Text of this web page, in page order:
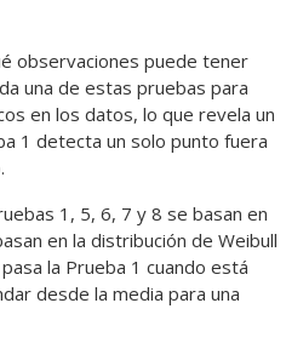
observaciones puede tener
una de estas pruebas para
en los datos, lo que revela un
1 detecta un solo punto fuera
1, 5, 6, 7 y 8 se basan en
en la distribución de Weibull
la Prueba 1 cuando está
desde la media para una